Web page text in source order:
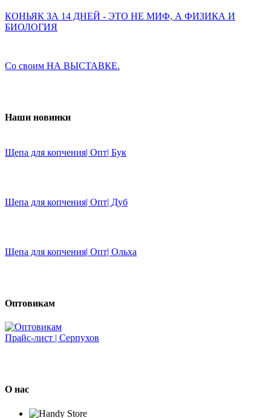
КОНЬЯК ЗА 14 ДНЕЙ - ЭТО НЕ МИФ, А ФИЗИКА И
БИОЛОГИЯ
Со своим НА ВЫСТАВКЕ.
Наши новинки
Щепа для копчения| Опт| Бук
Щепа для копчения| Опт| Дуб
Щепа для копчения| Опт| Ольха
Оптовикам
Прайс-лист | Серпухов
О нас